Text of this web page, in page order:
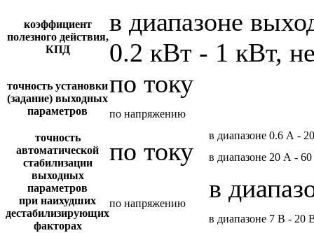
коэффициент
полезного действия,
КПД
в диапазоне
0.2 кВт - 1 кВт,
точность установки
(задание) выходных
параметров
по току
по напряжению
точность
автоматической
стабилизации
выходных
параметров
при наихудших
дестабилизирующих
факторах
по току
в диапазоне 0.6 А -
в диапазоне 20 А -
по напряжению
в
в диапазоне 7 В - 20